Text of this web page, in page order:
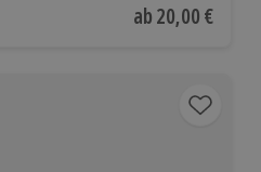
Aktueller Preis
ab20,00 €